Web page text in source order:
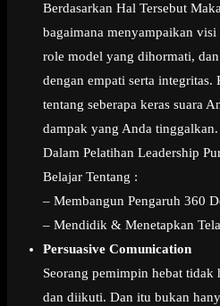
Berdasarkan Hal Tersebut
bagaimana menyampaikan
role model yang dihormati,
dengan empati serta integritas.
tentang seberapa keras suara
dampak yang Anda tinggalkan.
Dalam Pelatihan Leadership
Belajar Tentang :
– Membangun Pengaruh 360
– Mendidik & Menetapkan
Persuasive Comunication
Seorang pemimpin hebat
dan diikuti. Dan itu bukan